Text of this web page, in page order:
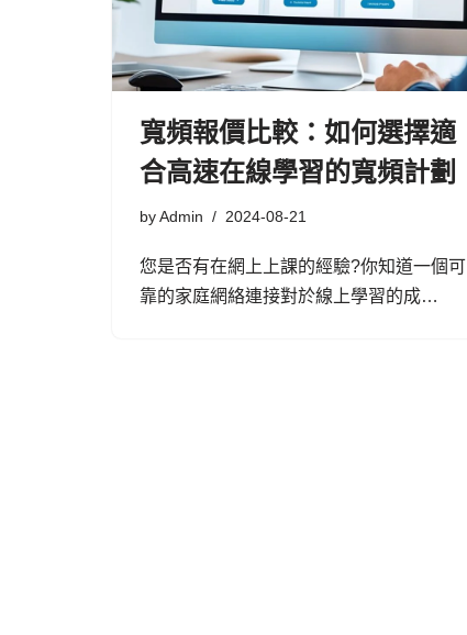
寬頻報價比較：如何選擇適
合高速在線學習的寬頻計劃
byAdmin 2024-08-21
您是否有在網上上課的經驗?你知道一個可
靠的家庭網絡連接對於線上學習的成…